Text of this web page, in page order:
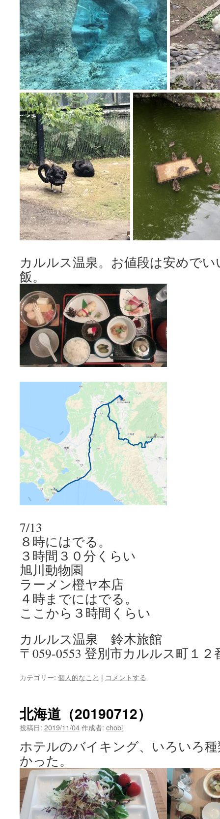
カルルス温泉。お値段は安めで
飯。
7/13
８時にはでる。
３時間３０分くらい
旭川動物園
ラーメン橙ヤ本店
４時までにはでる。
ここから３時間くらい
カルルス温泉 鈴木旅館
〒059-0553 登別市カルルス町１２
カテゴリー: 個人的なこと | コメントする
北海道（20190712）
投稿日: 2019/11/04作成者: chobi
ホテルのバイキング、いろいろ
かった。